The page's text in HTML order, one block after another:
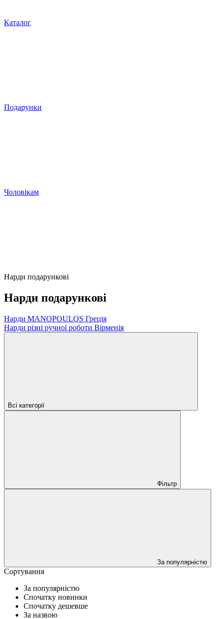
Каталог
Подарунки
Чоловікам
Нарди подарункові
Нарди подарункові
Нарди MANOPOULOS Греція
Нарди різні ручної роботи Вірменія
Всі категорії
Фільтр
За популярністю
Сортування
За популярністю
Спочатку новинки
Спочатку дешевше
За назвою